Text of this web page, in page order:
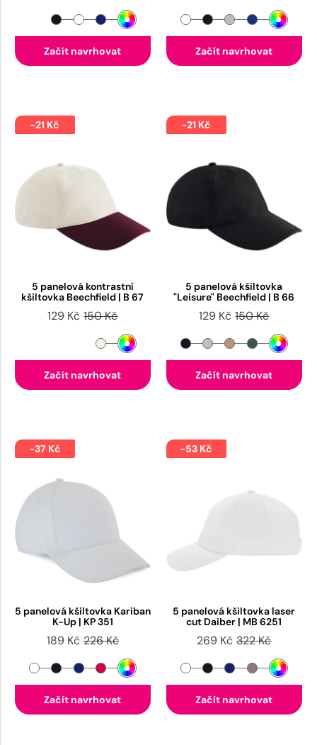
Začít navrhovat Začít navrhovat
-21 Kč
5 panelová kontrastní
kšiltovka Beechfield | B 67
129 Kč 150 Kč
Začít navrhovat
-21 Kč
5 panelová kšiltovka
"Leisure" Beechfield | B 66
129 Kč 150 Kč
Začít navrhovat
-37 Kč
5 panelová kšiltovka Kariban
K-Up | KP 351
189 Kč 226 Kč
Začít navrhovat
-53 Kč
5 panelová kšiltovka laser
cut Daiber | MB 6251
269 Kč 322 Kč
Začít navrhovat